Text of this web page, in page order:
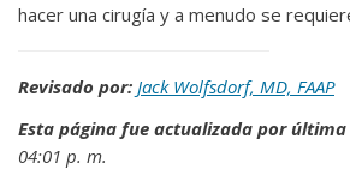
hacer una cirugía y a menudo se
Revisado por: Jack Wolfsdorf, MD, FAAP
Esta página fue actualizada por última
04:01 p. m.